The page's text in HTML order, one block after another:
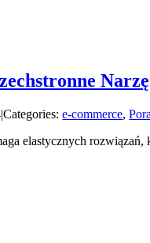
|Categories:e-commerce,
elastycznych